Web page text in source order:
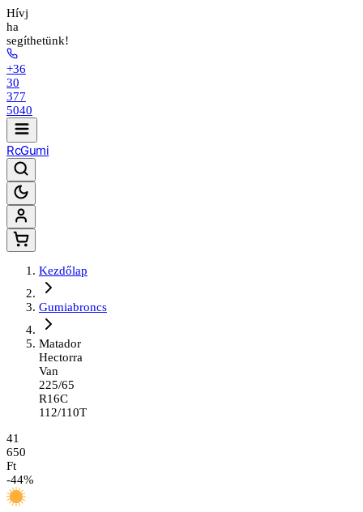
Hívj
ha
segíthetünk!
+36
30
377
5040
RcGumi
Kezdőlap
Gumiabroncs
Matador
Hectorra
Van
225/65
R16C
112/110T
41
650
Ft
-44%